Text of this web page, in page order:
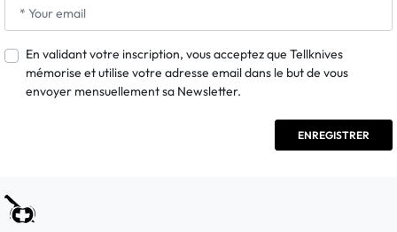
En validant votre inscription, vous acceptez que Tellknives
mémorise et utilise votre adresse email dans le but de vous
envoyer mensuellement sa Newsletter.